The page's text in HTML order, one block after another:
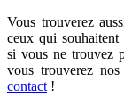
Vous trouverez
ceux qui souhaitent
si vous ne trouvez
vous trouverez
contact !